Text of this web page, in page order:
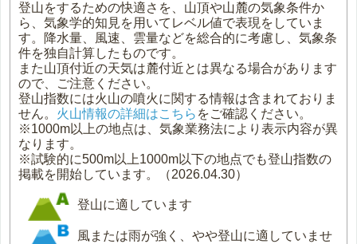
登山をするための快適さを、山頂や山麓の気象条件か
ら、気象学的知見を用いてレベル値で表現をしていま
す。降水量、風速、雲量などを総合的に考慮し、気象条
件を独自計算したものです。
また山頂付近の天気は麓付近とは異なる場合があります
ので、ご注意ください。
登山指数には火山の噴火に関する情報は含まれておりま
せん。 火山情報の詳細はこちら をご確認ください。
※1000m以上の地点は、気象業務法により表示内容が異
なります。
※試験的に500m以上1000m以下の地点でも登山指数の
掲載を開始しています。（2026.04.30）
登山に適しています
風または雨が強く、やや登山に適していませ